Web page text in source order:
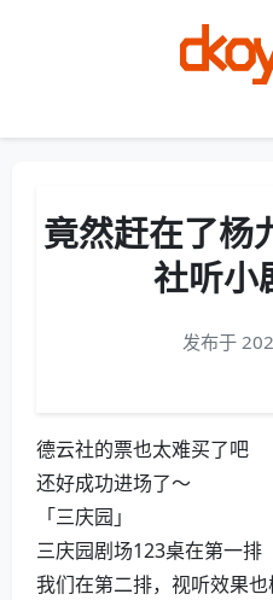
竟然赶在了杨
社听
发布于
德云社的票也太难买了吧
还好成功进场了～
「三庆园」
三庆园剧场123桌在第一排
我们在第二排，视听效果也